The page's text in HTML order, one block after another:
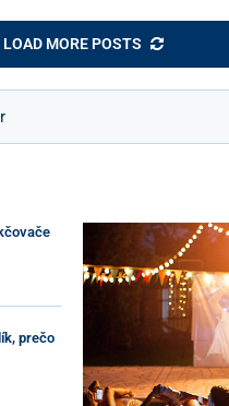
LOAD MORE POSTS
prečo